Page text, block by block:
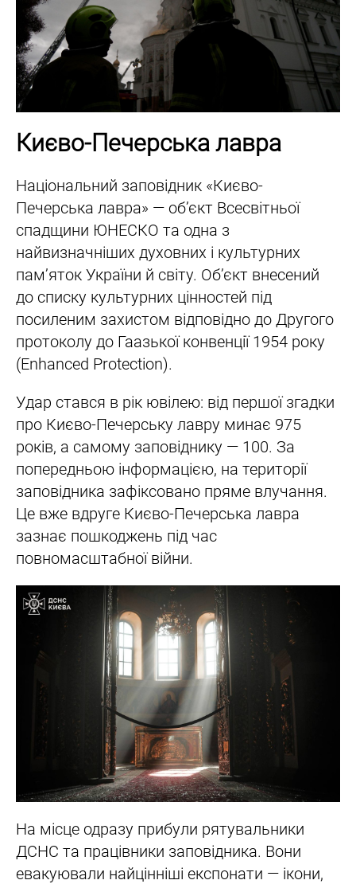
Києво-Печерська лавра
Національний заповідник «Києво-
Печерська лавра» — обʼєкт Всесвітньої
спадщини ЮНЕСКО та одна з
найвизначніших духовних і культурних
памʼяток України й світу. Об’єкт внесений
до списку культурних цінностей під
посиленим захистом відповідно до Другого
протоколу до Гаазької конвенції 1954 року
(Enhanced Protection).
Удар стався в рік ювілею: від першої згадки
про Києво-Печерську лавру минає 975
років, а самому заповіднику — 100. За
попередньою інформацією, на території
заповідника зафіксовано пряме влучання.
Це вже вдруге Києво-Печерська лавра
зазнає пошкоджень під час
повномасштабної війни.
На місце одразу прибули рятувальники
ДСНС та працівники заповідника. Вони
евакуювали найцінніші експонати — ікони,